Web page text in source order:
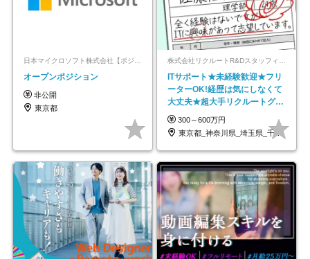
オープンポジション
非公開
東京都
ITサポート★未経験歓迎★フリ
ーターOK!経歴は気にしなくて
大丈夫★超大手リクルートグル
ープの正社員/sg
300～600万円
東京都_神奈川県_埼玉県_千葉県_大阪府…